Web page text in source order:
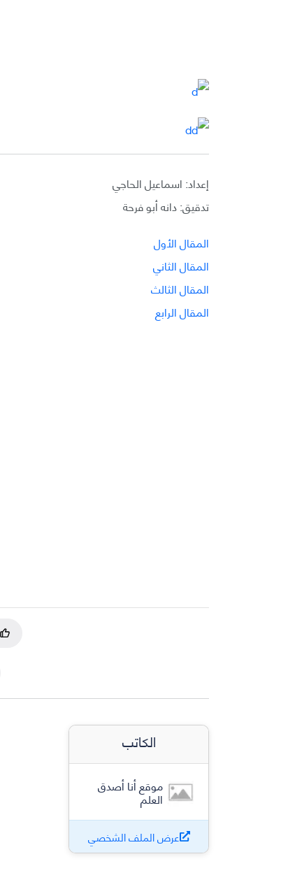
إعداد: اسماعيل الحاجي
تدقيق: دانه أبو فرحة
المقال الأول
المقال الثاني
المقال الثالث
المقال الرابع
الكاتب
موقع أنا أصدق
العلم
عرض الملف الشخصي